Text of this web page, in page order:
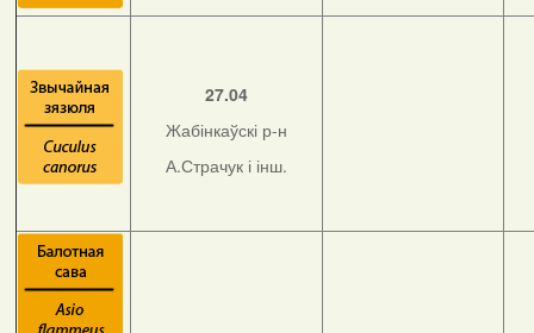
27.04
Жабінкаўскі р-н
А.Страчук і інш.